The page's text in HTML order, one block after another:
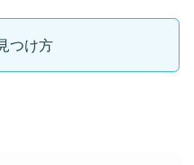
つけ方